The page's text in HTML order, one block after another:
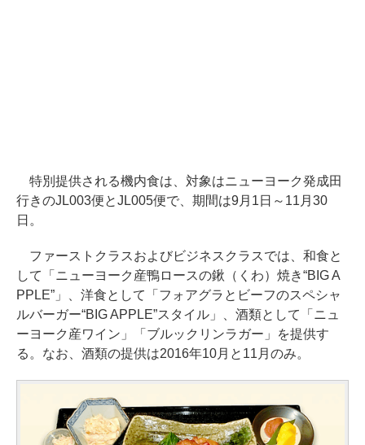
特別提供される機内食は、対象はニューヨーク発成田
行きのJL003便とJL005便で、期間は9月1日～11月30
日。
ファーストクラスおよびビジネスクラスでは、和食と
して「ニューヨーク産鴨ロースの鍬（くわ）焼き“BIG A
PPLE”」、洋食として「フォアグラとビーフのスペシャ
ルバーガー“BIG APPLE”スタイル」、酒類として「ニュ
ーヨーク産ワイン」「ブルックリンラガー」を提供す
る。なお、酒類の提供は2016年10月と11月のみ。